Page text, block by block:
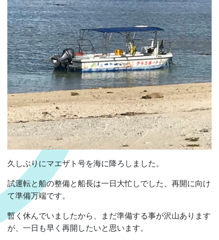
久しぶりにマエザト号を海に降ろしました。
試運転と船の整備と船長は一日大忙しでした、再開に向け
て準備万端です。
暫く休んでいましたから、まだ準備する事が沢山あります
が、一日も早く再開したいと思います。